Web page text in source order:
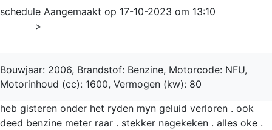
schedule Aangemaakt op 17-10-2023 om 13:10
>
Bouwjaar: 2006, Brandstof: Benzine, Motorcode: NFU,
Motorinhoud (cc): 1600, Vermogen (kw): 80
heb gisteren onder het ryden myn geluid verloren . ook
deed benzine meter raar . stekker nagekeken . alles oke .